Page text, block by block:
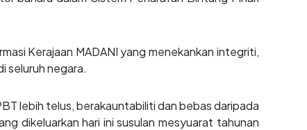
Kerajaan MADANI yang menekankan integriti,
seluruh negara.
lebih telus, berakauntabiliti dan bebas daripada
dikeluarkan hari ini susulan mesyuarat tahunan